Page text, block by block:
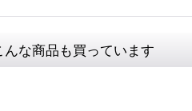
な商品も買っています